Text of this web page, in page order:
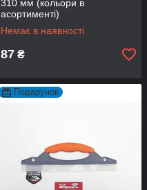
310 мм (кольори в
асортименті)
Немає в наявності
87 ₴
Подарунок